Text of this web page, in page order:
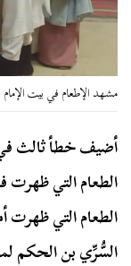
مشهد الإطعام في بيت
أضيف خطأ ثالث
الطعام التي ظهرت
الطعام التي ظهرت
السُّرِّي بن الحكم